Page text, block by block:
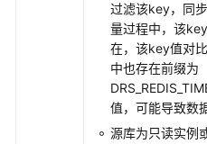
Kafka
PostgreSQL
过滤该key，同
量过程中，该
在，该key值对
中也存在前缀为
值，可能导致数
源库为只读实例